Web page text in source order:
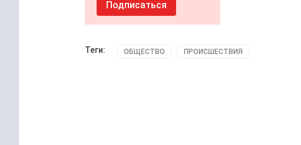
Подписаться
Теги: ОБЩЕСТВО ПРОИСШЕСТВИЯ